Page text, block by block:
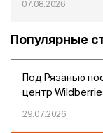
07.08.2026
Популярные
Под Рязанью
центр
29.07.2026